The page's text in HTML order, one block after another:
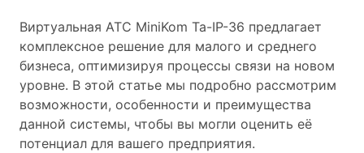
Виртуальная АТС MiniKom Ta-IP-36 предлагает
комплексное решение для малого и среднего
бизнеса, оптимизируя процессы связи на новом
уровне. В этой статье мы подробно рассмотрим
возможности, особенности и преимущества
данной системы, чтобы вы могли оценить её
потенциал для вашего предприятия.